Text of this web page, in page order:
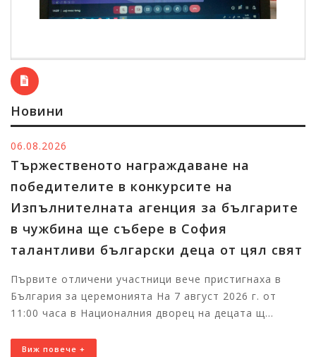
Новини
06.08.2026
Тържественото награждаване на
победителите в конкурсите на
Изпълнителната агенция за българите
в чужбина ще събере в София
талантливи български деца от цял свят
Първите отличени участници вече пристигнаха в
България за церемонията На 7 август 2026 г. от
11:00 часа в Националния дворец на децата щ...
Виж повече +